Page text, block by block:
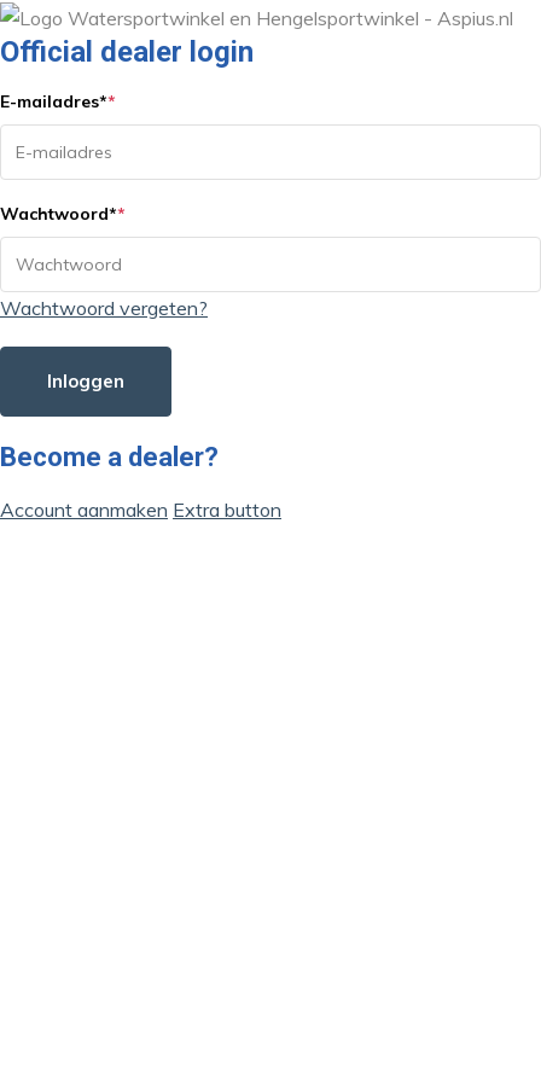
Official dealer login
E-mailadres**
Wachtwoord**
Wachtwoord vergeten?
Inloggen
Become a dealer?
Account aanmaken Extra button